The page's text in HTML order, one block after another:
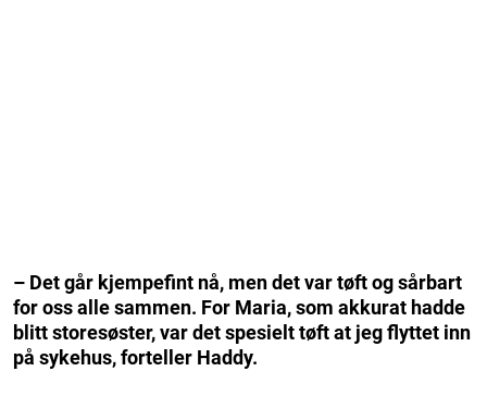
– Det går kjempefint nå, men det var tøft og sårbart
for oss alle sammen. For Maria, som akkurat hadde
blitt storesøster, var det spesielt tøft at jeg flyttet inn
på sykehus, forteller Haddy.